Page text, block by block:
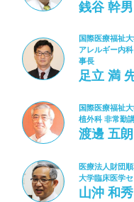
銭谷 幹
国際医療福祉
アレルギー内
事長
足立 満
国際医療福祉
植外科 非常勤
渡邊 五
医療法人財団
大学臨床医学
山沖 和